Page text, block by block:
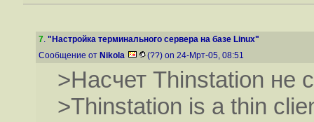
7. "Настройка терминального сервера на базе Linux"
Сообщение от Nikola (??) on 24-Мрт-05, 08:51
>Насчет Thinstation не
>Thinstation is a thin